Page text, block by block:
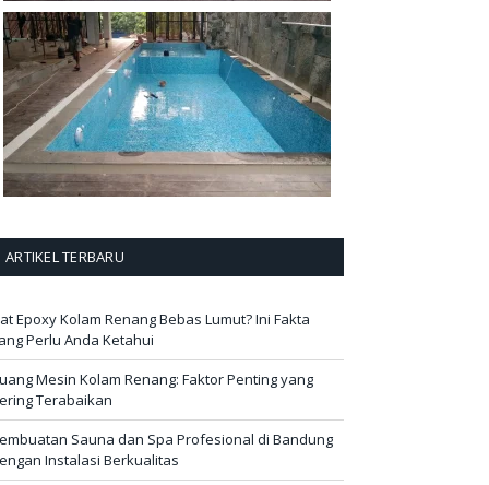
ARTIKEL TERBARU
Epoxy Kolam Renang Bebas Lumut? Ini Fakta
Perlu Anda Ketahui
Mesin Kolam Renang: Faktor Penting yang
Terabaikan
Sauna dan Spa Profesional di Bandung
Instalasi Berkualitas